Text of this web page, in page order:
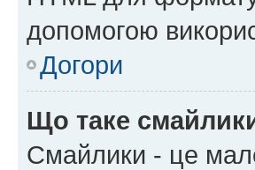
допомогою
Догори
Що таке
Смайлики - це